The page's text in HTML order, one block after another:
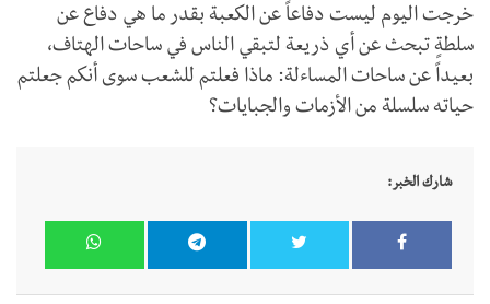
خرجت اليوم ليست دفاعاً عن الكعبة بقدر ما هي دفاع عن
سلطةٍ تبحث عن أي ذريعة لتبقي الناس في ساحات الهتاف،
بعيداً عن ساحات المساءلة: ماذا فعلتم للشعب سوى أنكم جعلتم
حياته سلسلة من الأزمات والجبايات؟
شارك الخبر: